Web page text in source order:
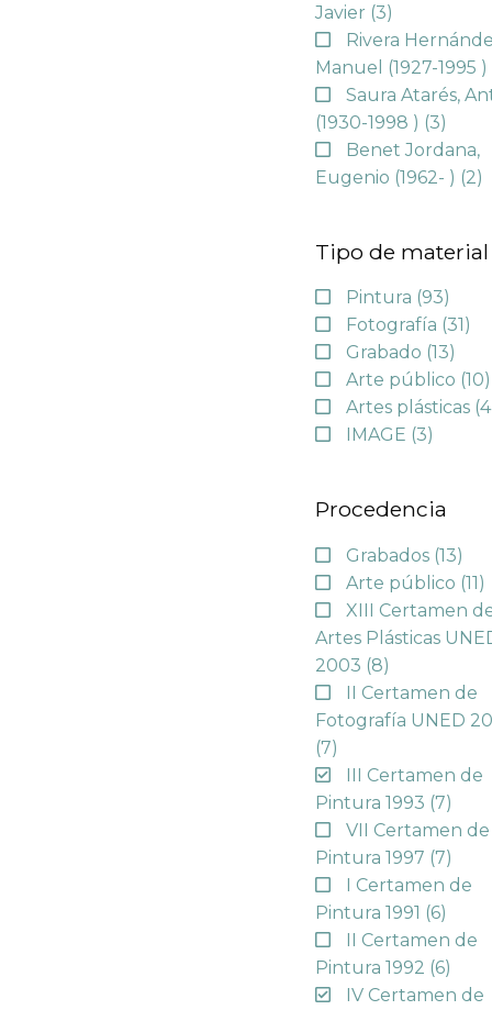
Javier (3)
Rivera
Manuel (1927-1995 )
Saura Atarés,
(1930-1998 ) (3)
Benet Jordana,
Eugenio (1962- ) (2)
Tipo de material
Pintura (93)
Fotografía (31)
Grabado (13)
Arte público (10)
Artes plásticas
IMAGE (3)
Procedencia
Grabados (13)
Arte público (11)
XIII Certamen
Artes Plásticas
2003 (8)
II Certamen de
Fotografía UNED
(7)
III Certamen de
Pintura 1993 (7)
VII Certamen de
Pintura 1997 (7)
I Certamen de
Pintura 1991 (6)
II Certamen de
Pintura 1992 (6)
IV Certamen de